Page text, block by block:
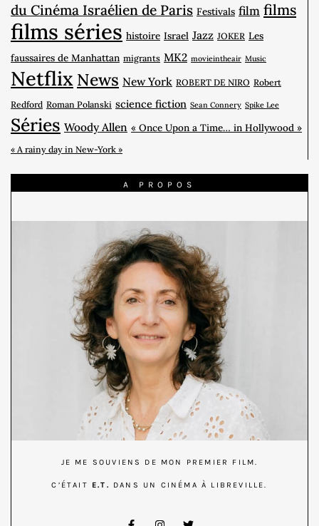
du Cinéma Israélien de Paris Festivals film films
films séries histoire Israel Jazz JOKER Les
faussaires de Manhattan migrants MK2 movieintheair Music
Netflix News New York ROBERT DE NIRO Robert
Redford Roman Polanski science fiction Sean Connery Spike Lee
Séries Woody Allen « Once Upon a Time… in Hollywood »
« A rainy day in New-York »
A PROPOS
JE ME SOUVIENS DE MON PREMIER FILM.
C’ÉTAIT E.T. DANS UN CINÉMA À LIBREVILLE.